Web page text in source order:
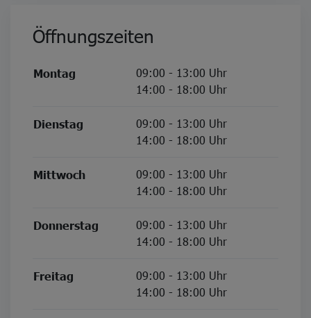
Öffnungszeiten
Montag
09:00 - 13:00 Uhr
14:00 - 18:00 Uhr
Dienstag
09:00 - 13:00 Uhr
14:00 - 18:00 Uhr
Mittwoch
09:00 - 13:00 Uhr
14:00 - 18:00 Uhr
Donnerstag
09:00 - 13:00 Uhr
14:00 - 18:00 Uhr
Freitag
09:00 - 13:00 Uhr
14:00 - 18:00 Uhr